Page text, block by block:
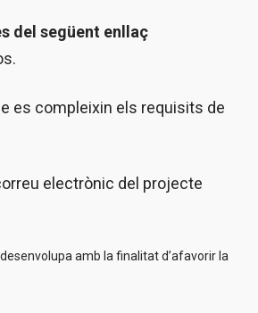
del següent enllaç
es compleixin els requisits de
electrònic del projecte
amb la finalitat d’afavorir la